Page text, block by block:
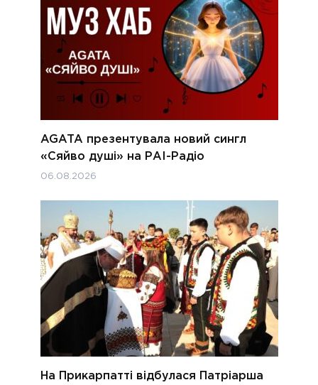
AGATA презентувала новий сингл
«Сяйво душі» на РАІ-Радіо
06.08.2026
На Прикарпатті відбулася Патріарша